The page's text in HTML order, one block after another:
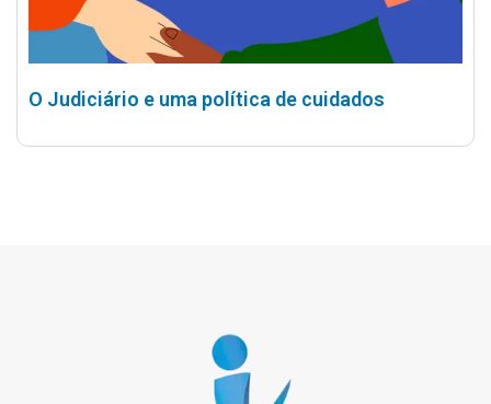
O Judiciário e uma política de cuidados